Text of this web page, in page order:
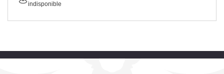
indisponible